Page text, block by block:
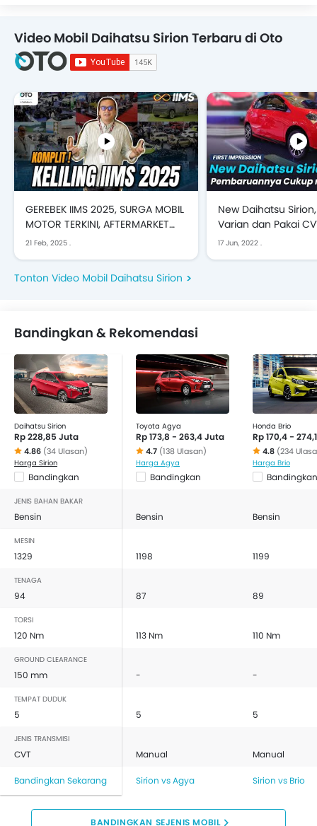
Video Mobil Daihatsu Sirion Terbaru di Oto
GEREBEK IIMS 2025, SURGA MOBIL
MOTOR TERKINI, AFTERMARKET
DAN FULL HIBURAN!
21 Feb, 2025 .
New Daihatsu
Varian dan Pakai
Impression
17 Jun, 2022 .
Tonton Video Mobil Daihatsu Sirion
Bandingkan & Rekomendasi
Daihatsu Sirion
Rp 228,85 Juta
4.86 (34 Ulasan)
Harga Sirion
Bandingkan
Toyota Agya
Rp 173,8 - 263,4 Juta
4.7 (138 Ulasan)
Harga Agya
Bandingkan
Honda Brio
Rp 170,4 -
4.8 (234
Harga Brio
Bandingkan
JENIS BAHAN BAKAR
Bensin Bensin Bensin
MESIN
1329 1198 1199
TENAGA
94 87 89
TORSI
120 Nm 113 Nm 110 Nm
GROUND CLEARANCE
150 mm - -
TEMPAT DUDUK
5 5 5
JENIS TRANSMISI
CVT Manual Manual
Bandingkan Sekarang Sirion vs Agya Sirion vs Brio
BANDINGKAN SEJENIS MOBIL